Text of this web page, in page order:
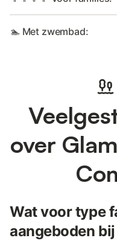
🏊 Met zwembad:
over
Wat voor type
aangeboden